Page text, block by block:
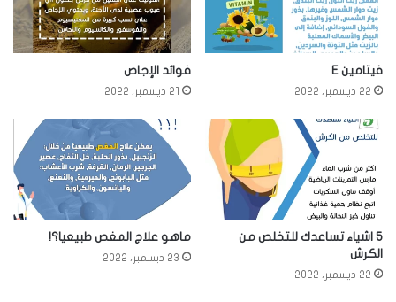
فيتامين E
22 ديسمبر، 2022
فوائد الإجاص
21 ديسمبر، 2022
5 اشياء تساعدك للتخلص من
الكرش
22 ديسمبر، 2022
ماهو علاج المغص طبيعيا؟!
23 ديسمبر، 2022